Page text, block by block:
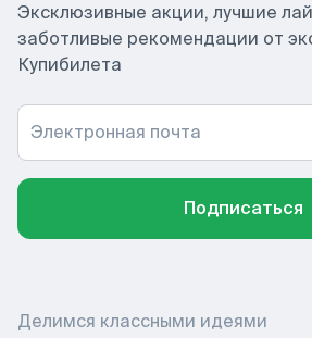
Эксклюзивные акции, лучшие
заботливые рекомендации от
Купибилета
Электронная почта
Подписаться
Делимся классными идеями